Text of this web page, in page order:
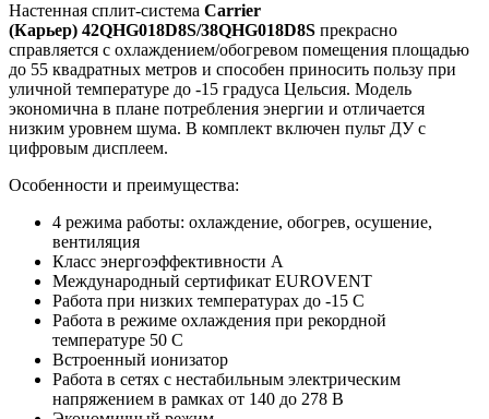
Настенная сплит-система Carrier
(Карьер) 42QHG018D8S/38QHG018D8S прекрасно
справляется с охлаждением/обогревом помещения площадью
до 55 квадратных метров и способен приносить пользу при
уличной температуре до -15 градуса Цельсия. Модель
экономична в плане потребления энергии и отличается
низким уровнем шума. В комплект включен пульт ДУ с
цифровым дисплеем.
Особенности и преимущества:
4 режима работы: охлаждение, обогрев, осушение,
вентиляция
Класс энергоэффективности А
Международный сертификат EUROVENT
Работа при низких температурах до -15 C
Работа в режиме охлаждения при рекордной
температуре 50 С
Встроенный ионизатор
Работа в сетях с нестабильным электрическим
напряжением в рамках от 140 до 278 В